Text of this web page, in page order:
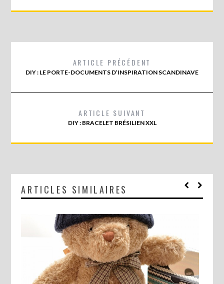
ARTICLE PRÉCÉDENT
DIY : LE PORTE-DOCUMENTS D’INSPIRATION SCANDINAVE
ARTICLE SUIVANT
DIY : BRACELET BRÉSILIEN XXL
ARTICLES SIMILAIRES